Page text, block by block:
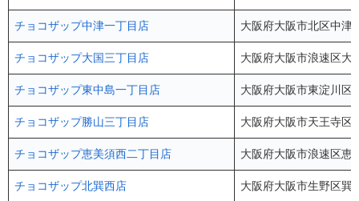
チョコザップ中津一丁目店 大阪府大阪市北区中
チョコザップ大国三丁目店 大阪府大阪市浪速区
チョコザップ東中島一丁目店 大阪府大阪市東淀川
チョコザップ勝山三丁目店 大阪府大阪市天王寺
チョコザップ恵美須西二丁目店 大阪府大阪市浪速区
チョコザップ北巽西店 大阪府大阪市生野区